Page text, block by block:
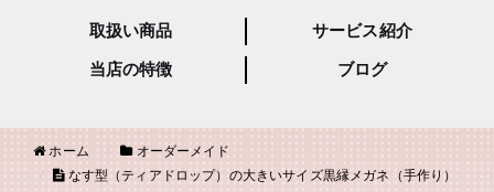
取扱い商品 サービス紹介
当店の特徴 ブログ
ホーム
オーダーメイド
なす型（ティアドロップ）の大きいサイズ黒縁メガネ（手作り）